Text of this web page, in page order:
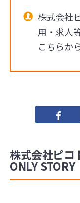
株式会社
用・求人
こちらか
株式会社ピ
ONLY STORY